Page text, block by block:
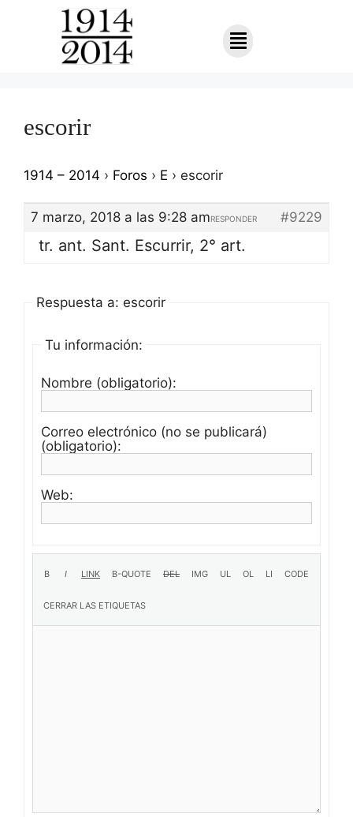
escorir
1914 – 2014 › Foros › E › escorir
7 marzo, 2018 a las 9:28 am #9229
RESPONDER
tr. ant. Sant. Escurrir, 2° art.
Respuesta a: escorir
Tu información:
Nombre (obligatorio):
Correo electrónico (no se publicará)
(obligatorio):
Web: